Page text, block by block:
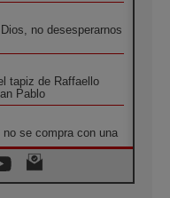
no desesperarnos
tapiz de Raffaello
Pablo
se compra con una
los 416 años del